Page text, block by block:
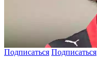
Подписаться Подписаться